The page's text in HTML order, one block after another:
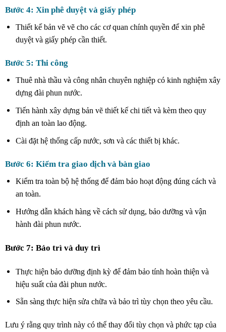
Bước 4: Xin phê duyệt và giấy phép
Thiết kế bản vẽ vẽ cho các cơ quan chính quyền để xin phê
duyệt và giấy phép cần thiết.
Bước 5: Thi công
Thuê nhà thầu và công nhân chuyên nghiệp có kinh nghiệm xây
dựng đài phun nước.
Tiến hành xây dựng bản vẽ thiết kế chi tiết và kèm theo quy
định an toàn lao động.
Cài đặt hệ thống cấp nước, sơn và các thiết bị khác.
Bước 6: Kiểm tra giao dịch và bàn giao
Kiểm tra toàn bộ hệ thống để đảm bảo hoạt động đúng cách và
an toàn.
Hướng dẫn khách hàng về cách sử dụng, bảo dưỡng và vận
hành đài phun nước.
Bước 7: Bảo trì và duy trì
Thực hiện bảo dưỡng định kỳ để đảm bảo tính hoàn thiện và
hiệu suất của đài phun nước.
Sẵn sàng thực hiện sửa chữa và bảo trì tùy chọn theo yêu cầu.
Lưu ý rằng quy trình này có thể thay đổi tùy chọn và phức tạp của